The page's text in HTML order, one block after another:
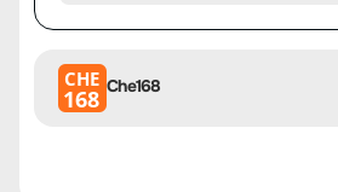
CHE
168 Che168